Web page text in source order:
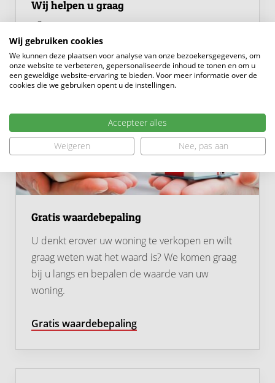
Wij helpen u graag
Gratis waardebepaling
U denkt erover uw woning te verkopen en wilt
graag weten wat het waard is? We komen graag
bij u langs en bepalen de waarde van uw
woning.
Gratis waardebepaling
Wij gebruiken cookies
We kunnen deze plaatsen voor analyse van onze bezoekersgegevens, om
onze website te verbeteren, gepersonaliseerde inhoud te tonen en om u
een geweldige website-ervaring te bieden. Voor meer informatie over de
cookies die we gebruiken opent u de instellingen.
Accepteer alles
Weigeren
Nee, pas aan